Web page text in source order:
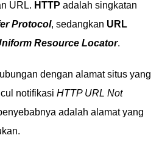
URL. HTTP adalah singkatan
Protocol, sedangkan URL
Resource Locator.
dengan alamat situs yang
notifikasi HTTP URL Not
adalah alamat yang